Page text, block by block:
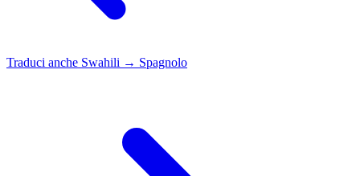
Traduci anche Swahili → Spagnolo